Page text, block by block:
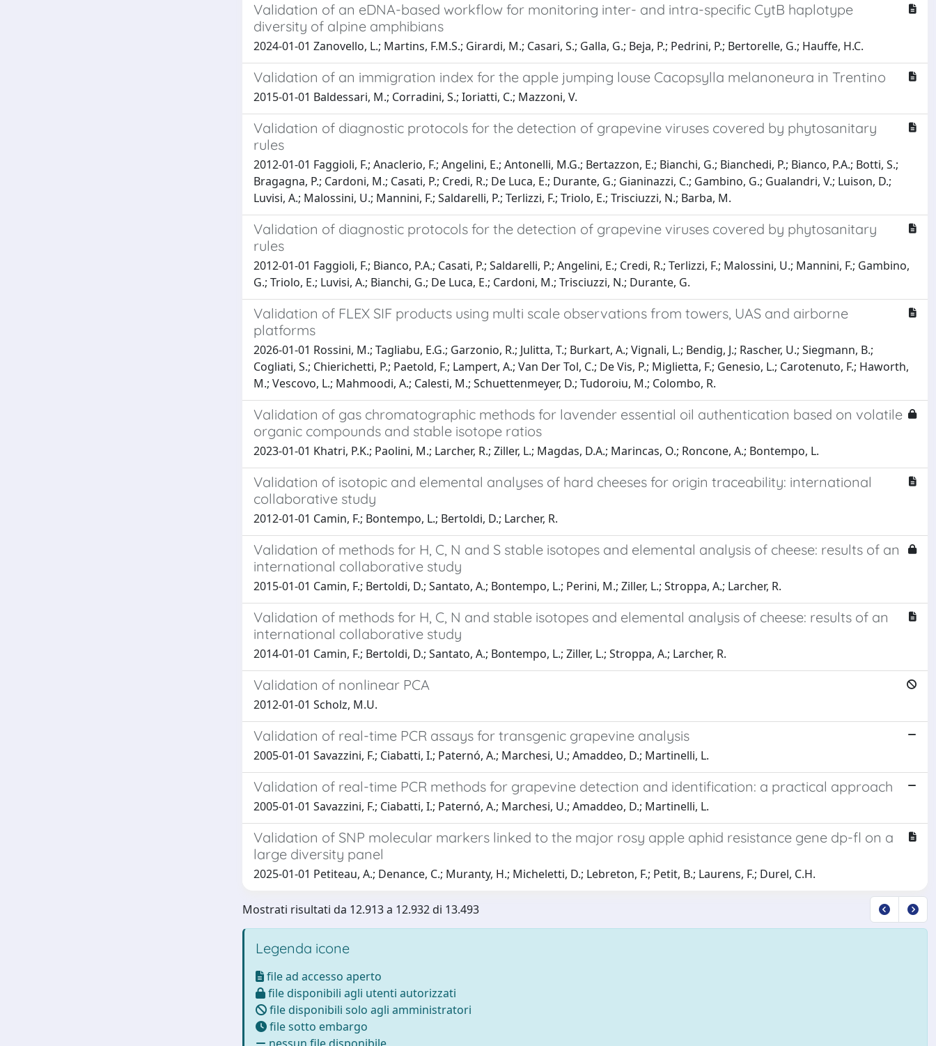
Validation of an eDNA-based workflow for monitoring inter- and intra-specific CytB haplotype
diversity of alpine amphibians
2024-01-01 Zanovello, L.; Martins, F.M.S.; Girardi, M.; Casari, S.; Galla, G.; Beja, P.; Pedrini, P.; Bertorelle, G.; Hauffe, H.C.
Validation of an immigration index for the apple jumping louse Cacopsylla melanoneura in Trentino
2015-01-01 Baldessari, M.; Corradini, S.; Ioriatti, C.; Mazzoni, V.
Validation of diagnostic protocols for the detection of grapevine viruses covered by phytosanitary
rules
2012-01-01 Faggioli, F.; Anaclerio, F.; Angelini, E.; Antonelli, M.G.; Bertazzon, E.; Bianchi, G.; Bianchedi, P.; Bianco, P.A.; Botti, S.;
Bragagna, P.; Cardoni, M.; Casati, P.; Credi, R.; De Luca, E.; Durante, G.; Gianinazzi, C.; Gambino, G.; Gualandri, V.; Luison, D.;
Luvisi, A.; Malossini, U.; Mannini, F.; Saldarelli, P.; Terlizzi, F.; Triolo, E.; Trisciuzzi, N.; Barba, M.
Validation of diagnostic protocols for the detection of grapevine viruses covered by phytosanitary
rules
2012-01-01 Faggioli, F.; Bianco, P.A.; Casati, P.; Saldarelli, P.; Angelini, E.; Credi, R.; Terlizzi, F.; Malossini, U.; Mannini, F.; Gambino,
G.; Triolo, E.; Luvisi, A.; Bianchi, G.; De Luca, E.; Cardoni, M.; Trisciuzzi, N.; Durante, G.
Validation of FLEX SIF products using multi scale observations from towers, UAS and airborne
platforms
2026-01-01 Rossini, M.; Tagliabu, E.G.; Garzonio, R.; Julitta, T.; Burkart, A.; Vignali, L.; Bendig, J.; Rascher, U.; Siegmann, B.;
Cogliati, S.; Chierichetti, P.; Paetold, F.; Lampert, A.; Van Der Tol, C.; De Vis, P.; Miglietta, F.; Genesio, L.; Carotenuto, F.; Haworth,
M.; Vescovo, L.; Mahmoodi, A.; Calesti, M.; Schuettenmeyer, D.; Tudoroiu, M.; Colombo, R.
Validation of gas chromatographic methods for lavender essential oil authentication based on volatile
organic compounds and stable isotope ratios
2023-01-01 Khatri, P.K.; Paolini, M.; Larcher, R.; Ziller, L.; Magdas, D.A.; Marincas, O.; Roncone, A.; Bontempo, L.
Validation of isotopic and elemental analyses of hard cheeses for origin traceability: international
collaborative study
2012-01-01 Camin, F.; Bontempo, L.; Bertoldi, D.; Larcher, R.
Validation of methods for H, C, N and S stable isotopes and elemental analysis of cheese: results of an
international collaborative study
2015-01-01 Camin, F.; Bertoldi, D.; Santato, A.; Bontempo, L.; Perini, M.; Ziller, L.; Stroppa, A.; Larcher, R.
Validation of methods for H, C, N and stable isotopes and elemental analysis of cheese: results of an
international collaborative study
2014-01-01 Camin, F.; Bertoldi, D.; Santato, A.; Bontempo, L.; Ziller, L.; Stroppa, A.; Larcher, R.
Validation of nonlinear PCA
2012-01-01 Scholz, M.U.
Validation of real-time PCR assays for transgenic grapevine analysis
2005-01-01 Savazzini, F.; Ciabatti, I.; Paternó, A.; Marchesi, U.; Amaddeo, D.; Martinelli, L.
Validation of real-time PCR methods for grapevine detection and identification: a practical approach
2005-01-01 Savazzini, F.; Ciabatti, I.; Paternó, A.; Marchesi, U.; Amaddeo, D.; Martinelli, L.
Validation of SNP molecular markers linked to the major rosy apple aphid resistance gene dp-fl on a
large diversity panel
2025-01-01 Petiteau, A.; Denance, C.; Muranty, H.; Micheletti, D.; Lebreton, F.; Petit, B.; Laurens, F.; Durel, C.H.
Mostrati risultati da 12.913 a 12.932 di 13.493
Legenda icone
file ad accesso aperto
file disponibili agli utenti autorizzati
file disponibili solo agli amministratori
file sotto embargo